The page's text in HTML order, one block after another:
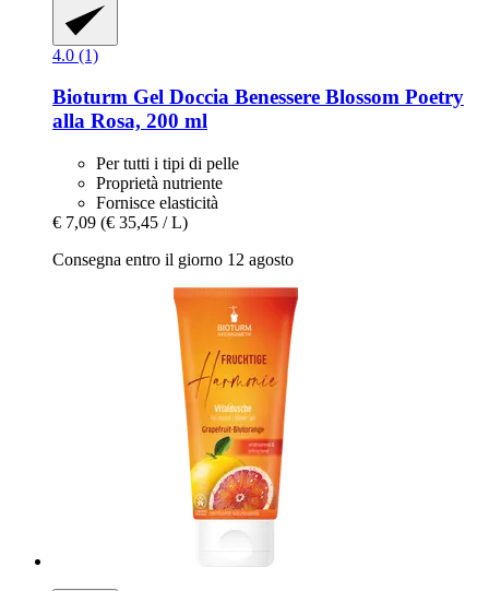
4.0 (1)
Bioturm Gel Doccia Benessere Blossom Poetry
alla Rosa, 200 ml
Per tutti i tipi di pelle
Proprietà nutriente
Fornisce elasticità
€ 7,09 (€ 35,45 / L)
Consegna entro il giorno 12 agosto